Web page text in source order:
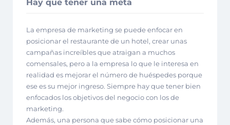
Hay que tener una meta
La empresa de marketing se puede enfocar en
posicionar el restaurante de un hotel, crear unas
campañas increíbles que atraigan a muchos
comensales, pero a la empresa lo que le interesa en
realidad es mejorar el número de huéspedes porque
ese es su mejor ingreso. Siempre hay que tener bien
enfocados los objetivos del negocio con los de
marketing.
Además, una persona que sabe cómo posicionar una